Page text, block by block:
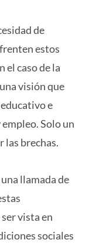
de
estos
el caso de la
visión que
e
Solo un
brechas.
llamada de
vista en
sociales